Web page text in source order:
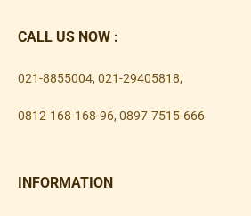
CALL US NOW :
021-8855004, 021-29405818,
0812-168-168-96, 0897-7515-666
INFORMATION